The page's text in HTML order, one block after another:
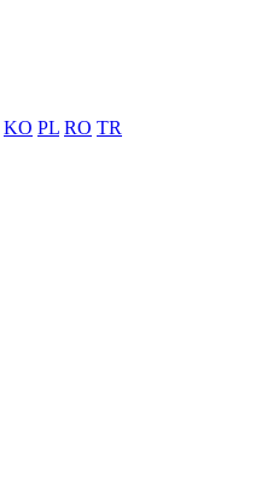
KO PL RO TR